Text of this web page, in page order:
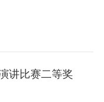
讲比赛二等奖